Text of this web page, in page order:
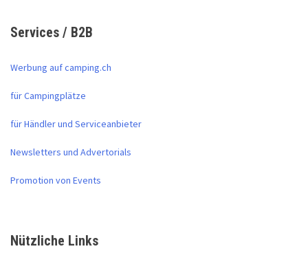
Services / B2B
Werbung auf camping.ch
für Campingplätze
für Händler und Serviceanbieter
Newsletters und Advertorials
Promotion von Events
Nützliche Links